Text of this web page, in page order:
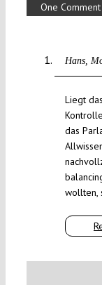
One Comment
Hans
Liegt
das
wollten,